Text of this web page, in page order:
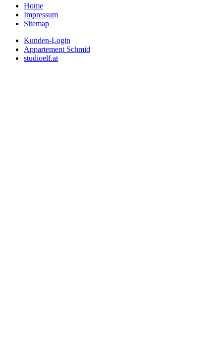
Home
Impressum
Sitemap
Kunden-Login
Appartement Schmid
studioelf.at